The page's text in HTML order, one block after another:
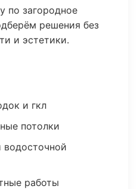
по загородное
решения без
и эстетики.
и гкл
потолки
работы